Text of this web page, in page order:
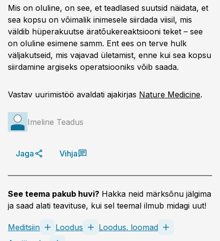
Mis on oluline, on see, et teadlased suutsid näidata, et
sea kopsu on võimalik inimesele siirdada viisil, mis
väldib hüperakuutse äratõukereaktsiooni teket – see
on oluline esimene samm. Ent ees on terve hulk
väljakutseid, mis vajavad ületamist, enne kui sea kopsu
siirdamine argiseks operatsiooniks võib saada.
Vastav uurimistöö avaldati ajakirjas Nature Medicine.
Imeline Teadus
Jaga Vihja
See teema pakub huvi? Hakka neid märksõnu jälgima
ja saad alati teavituse, kui sel teemal ilmub midagi uut!
Meditsiin Loodus
Loodus. loomad